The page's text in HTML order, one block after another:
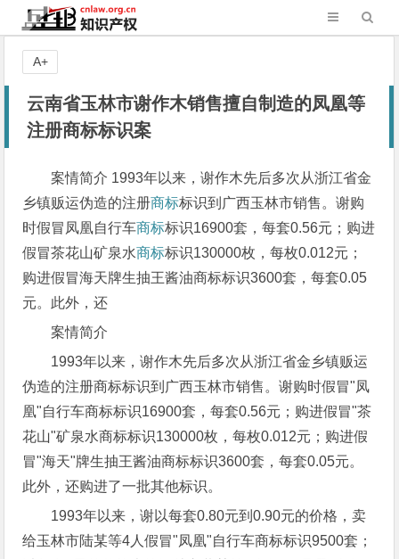
云南省玉林市谢作木销售擅自制造的凤凰等
注册商标标识案
案情简介 1993年以来，谢作木先后多次从浙江省金
乡镇贩运伪造的注册商标标识到广西玉林市销售。谢购
时假冒凤凰自行车商标标识16900套，每套0.56元；购进
假冒茶花山矿泉水商标标识130000枚，每枚0.012元；
购进假冒海天牌生抽王酱油商标标识3600套，每套0.05
元。此外，还
案情简介
1993年以来，谢作木先后多次从浙江省金乡镇贩运
伪造的注册商标标识到广西玉林市销售。谢购时假冒"凤
凰"自行车商标标识16900套，每套0.56元；购进假冒"茶
花山"矿泉水商标标识130000枚，每枚0.012元；购进假
冒"海天"牌生抽王酱油商标标识3600套，每套0.05元。
此外，还购进了一批其他标识。
1993年以来，谢以每套0.80元到0.90元的价格，卖
给玉林市陆某等4人假冒"凤凰"自行车商标标识9500套；
A+